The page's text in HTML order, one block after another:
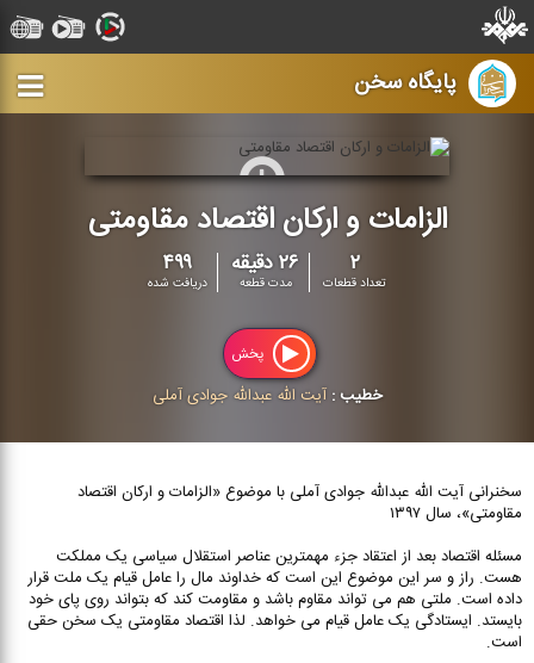
پایگاه سخن
الزامات و ارکان اقتصاد مقاومتی
۲
تعداد قطعات
۲۶ دقیقه
مدت قطعه
۴۹۹
دریافت شده
پخش
خطیب :آیت الله عبدالله جوادی آملی
سخنرانی آیت الله عبدالله جوادی آملی با موضوع «الزامات و ارکان اقتصاد
مقاومتی»، سال ۱۳۹۷
مسئله اقتصاد بعد از اعتقاد جزء مهمترین عناصر استقلال سیاسی یک مملکت
هست. راز و سر این موضوع این است که خداوند مال را عامل قیام یک ملت قرار
داده است. ملتی هم می تواند مقاوم باشد و مقاومت کند که بتواند روی پای خود
بایستد. ایستادگی یک عامل قیام می خواهد. لذا اقتصاد مقاومتی یک سخن حقی
است.